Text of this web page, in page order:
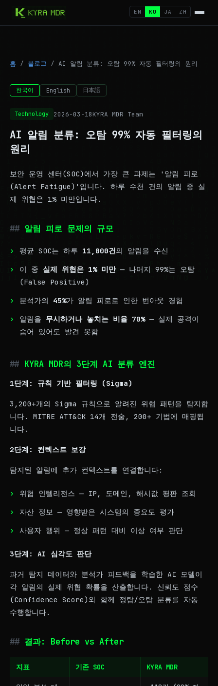
EN KO JA ZH
홈 / 블로그 / AI 알림 분류: 오탐 99% 자동 필터링의 원리
한국어 English 日本語
Technology 2026-03-18KYRA MDR Team
AI 알림 분류: 오탐 99% 자동 필터링의
원리
보안 운영 센터(SOC)에서 가장 큰 과제는 '알림 피로
(Alert Fatigue)'입니다. 하루 수천 건의 알림 중 실
제 위협은 1% 미만입니다.
알림 피로 문제의 규모
평균 SOC는 하루 11,000건의 알림을 수신
이 중 실제 위협은 1% 미만— 나머지 99%는 오탐
(False Positive)
분석가의 45%가 알림 피로로 인한 번아웃 경험
알림을 무시하거나 놓치는 비율 70%— 실제 공격이
숨어 있어도 발견 못함
KYRA MDR의 3단계 AI 분류 엔진
1단계: 규칙 기반 필터링 (Sigma)
3,200+개의 Sigma 규칙으로 알려진 위협 패턴을 탐지합
니다. MITRE ATT&CK 14개 전술, 200+ 기법에 매핑됩
니다.
2단계: 컨텍스트 보강
탐지된 알림에 추가 컨텍스트를 연결합니다:
위협 인텔리전스 — IP, 도메인, 해시값 평판 조회
자산 정보 — 영향받은 시스템의 중요도 평가
사용자 행위 — 정상 패턴 대비 이상 여부 판단
3단계: AI 심각도 판단
과거 탐지 데이터와 분석가 피드백을 학습한 AI 모델이
각 알림의 실제 위협 확률을 산출합니다. 신뢰도 점수
(Confidence Score)와 함께 정탐/오탐 분류를 자동
수행합니다.
결과: Before vs After
지표 기존 SOC KYRA MDR